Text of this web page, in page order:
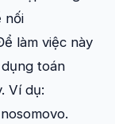
nối
làm việc này
toán
Ví dụ:
nosomovo.